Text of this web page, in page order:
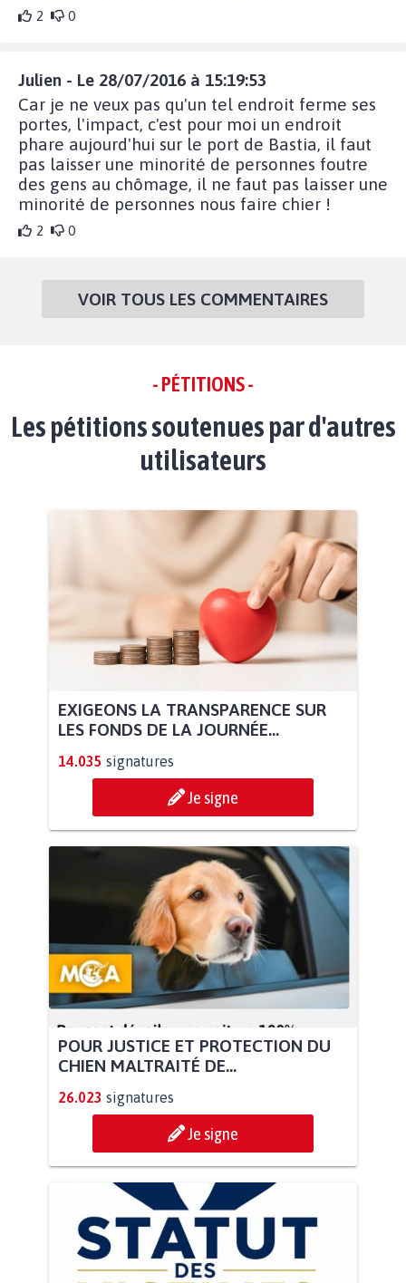
2 0
Julien - Le 28/07/2016 à 15:19:53
Car je ne veux pas qu'un tel endroit ferme ses
portes, l'impact, c'est pour moi un endroit
phare aujourd'hui sur le port de Bastia, il faut
pas laisser une minorité de personnes foutre
des gens au chômage, il ne faut pas laisser une
minorité de personnes nous faire chier !
2 0
VOIR TOUS LES COMMENTAIRES
- PÉTITIONS -
Les pétitions soutenues par d'autres
utilisateurs
EXIGEONS LA TRANSPARENCE SUR
LES FONDS DE LA JOURNÉE...
14.035 signatures
Je signe
POUR JUSTICE ET PROTECTION DU
CHIEN MALTRAITÉ DE...
26.023 signatures
Je signe